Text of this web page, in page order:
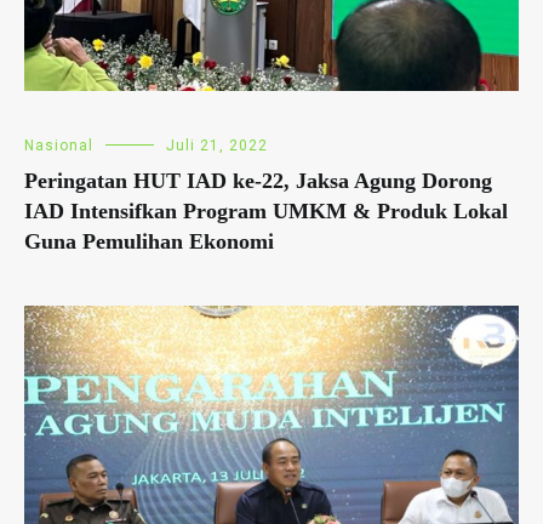
Nasional Juli 21, 2022
Peringatan HUT IAD ke-22, Jaksa Agung Dorong
IAD Intensifkan Program UMKM & Produk Lokal
Guna Pemulihan Ekonomi